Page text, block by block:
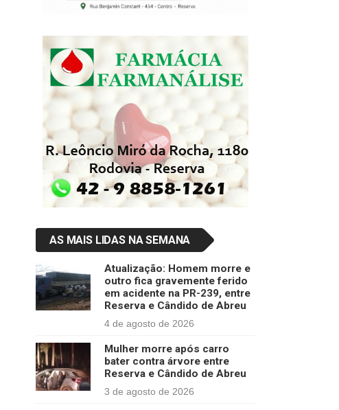
AS MAIS LIDAS NA SEMANA
Atualização: Homem morre e
outro fica gravemente ferido
em acidente na PR-239, entre
Reserva e Cândido de Abreu
4 de agosto de 2026
Mulher morre após carro
bater contra árvore entre
Reserva e Cândido de Abreu
3 de agosto de 2026